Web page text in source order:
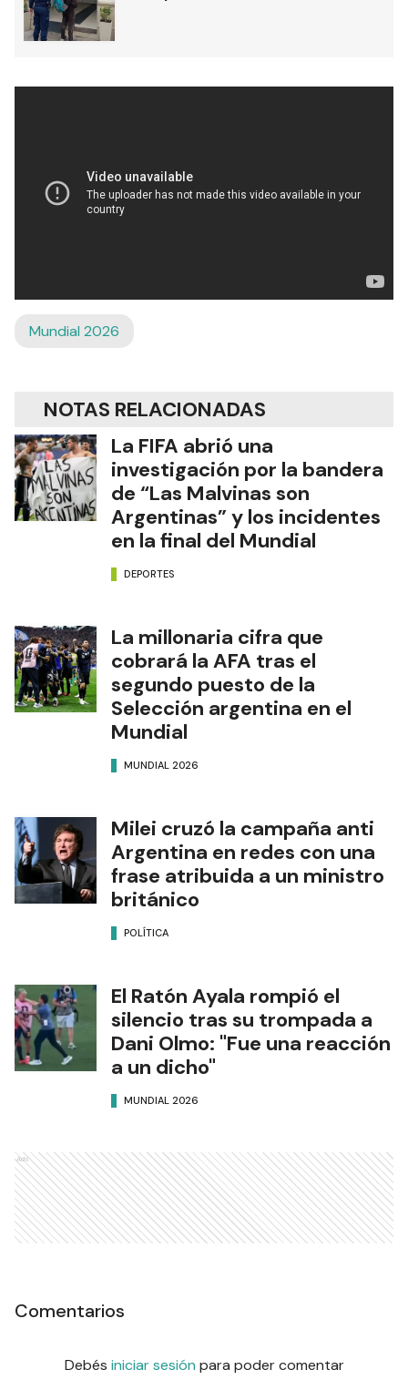
Mundial 2026
NOTAS RELACIONADAS
La FIFA abrió una
investigación por la bandera
de “Las Malvinas son
Argentinas” y los incidentes
en la final del Mundial
DEPORTES
La millonaria cifra que
cobrará la AFA tras el
segundo puesto de la
Selección argentina en el
Mundial
MUNDIAL 2026
Milei cruzó la campaña anti
Argentina en redes con una
frase atribuida a un ministro
británico
POLÍTICA
El Ratón Ayala rompió el
silencio tras su trompada a
Dani Olmo: "Fue una reacción
a un dicho"
MUNDIAL 2026
Ads
Comentarios
Debés iniciar sesión para poder comentar